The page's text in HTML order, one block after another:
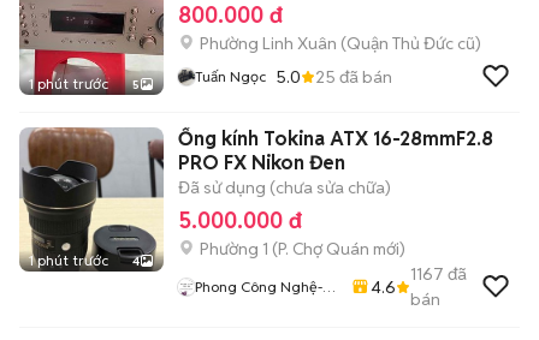
1 phút trước 5
800.000 đ
Phường Linh Xuân (Quận Thủ Đức cũ)
Tuấn Ngọc 5.0 25 đã bán
1 phút trước 4
Ống kính Tokina ATX 16-28mmF2.8
PRO FX Nikon Đen
Đã sử dụng (chưa sửa chữa)
5.000.000 đ
Phường 1 (P. Chợ Quán mới)
Phong Công Nghệ-
4.6
1167 đã
bán